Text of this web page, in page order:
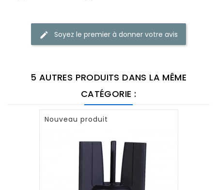
Soyez le premier à donner votre avis
5 AUTRES PRODUITS DANS LA MÊME
CATÉGORIE :
Nouveau produit